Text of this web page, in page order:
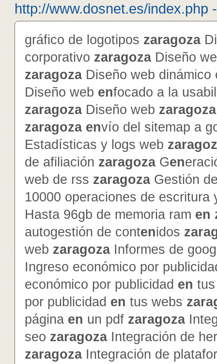
http://www.dosnet.es/index.php
gráfico de logotipos zaragoza
corporativo zaragozaDiseño
zaragozaDiseño web
Diseño web enfocado a la
zaragozaDiseño web zaragoza
zaragoza envío del sitemap a
Estadísticas y logs web
de afiliación zaragozaGen
web de rss zaragozaGestión
10000 operaciones de
Hasta 96gb de memoria ram en
autogestión de contenidos
web zaragozaInformes de
Ingreso económico por
económico por publicidad en
por publicidad en tus webs
página en un pdf zaragoza
seo zaragozaIntegración de
zaragozaIntegración de